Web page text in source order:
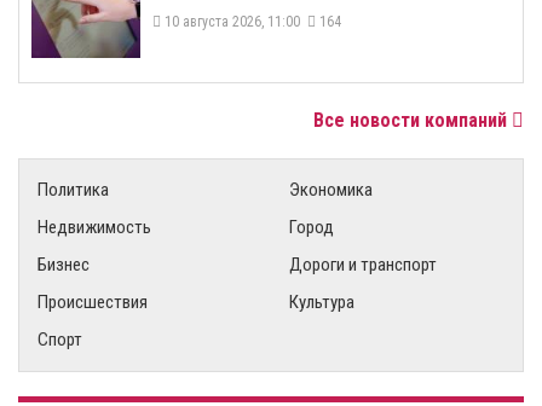
10 августа 2026, 11:00 164
Все новости компаний
Политика
Экономика
Недвижимость
Город
Бизнес
Дороги и транспорт
Происшествия
Культура
Спорт